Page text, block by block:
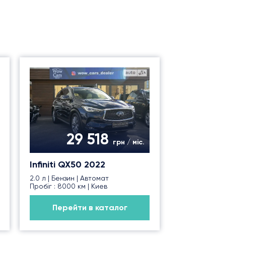
29 518 грн / міс.
Infiniti QX50 2022
2.0 л | Бензин | Автомат
Пробіг : 8000 км | Киев
Перейти в каталог